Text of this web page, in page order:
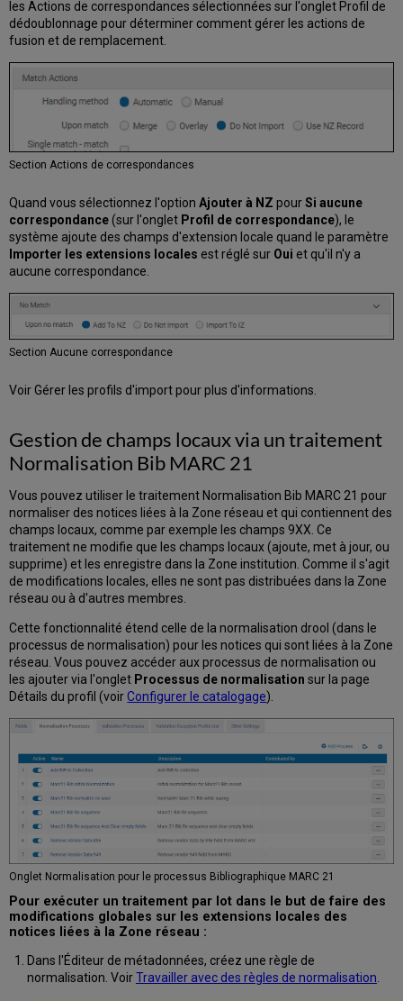
les Actions de correspondances sélectionnées sur l'onglet Profil de
dédoublonnage pour déterminer comment gérer les actions de
fusion et de remplacement.
Section Actions de correspondances
Quand vous sélectionnez l'optionAjouter à NZ pourSi aucune
correspondance(sur l'onglet Profil de correspondance), le
système ajoute des champs d'extension locale quand le paramètre
Importer les extensions locales est réglé sur Oui et qu'il n'y a
aucune correspondance.
Section Aucune correspondance
Voir Gérer les profils d'import pour plus d'informations.
Gestion de champs locaux via un traitement
Normalisation Bib MARC 21
Vous pouvez utiliser le traitement Normalisation Bib MARC 21 pour
normaliser des notices liées à la Zone réseau et qui contiennent des
champs locaux, comme par exemple les champs 9XX. Ce
traitement ne modifie que les champs locaux (ajoute, met à jour, ou
supprime) et les enregistre dans la Zone institution. Comme il s'agit
de modifications locales, elles ne sont pas distribuées dans la Zone
réseau ou à d'autres membres.
Cette fonctionnalité étend celle de la normalisation drool (dans le
processus de normalisation) pour les notices qui sont liées à la Zone
réseau. Vous pouvez accéder aux processus de normalisation ou
les ajouter via l'onglet Processus de normalisation sur la page
Détails du profil (voirConfigurer le catalogage).
Onglet Normalisation pour le processus Bibliographique MARC 21
Pour exécuter un traitement par lot dans le but de faire des
modifications globales sur les extensions locales des
notices liées à la Zone réseau :
Dans l'Éditeur de métadonnées, créez une règle de
normalisation. VoirTravailler avec des règles de normalisation.